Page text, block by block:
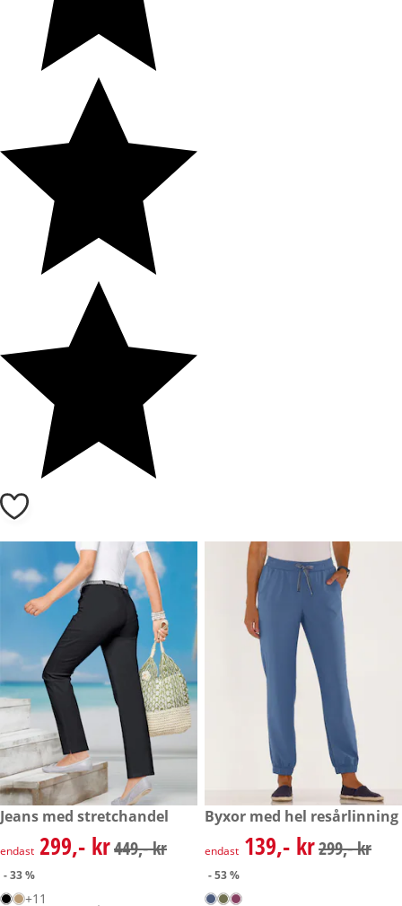
rabatterat pris: 299,- kr, tidigare pris: 449,- kr
- 33 %
Jeans med stretchandel
rabatterat pris: 299,- kr, tidigare pris: 449,- kr
endast 299,- kr449,- kr
- 33 %
+11
rabatterat pris: 139,- kr,
- 53 %
Byxor med hel resårlinning
rabatterat pris: 139,- kr,
endast 139,- kr299,- kr
- 53 %